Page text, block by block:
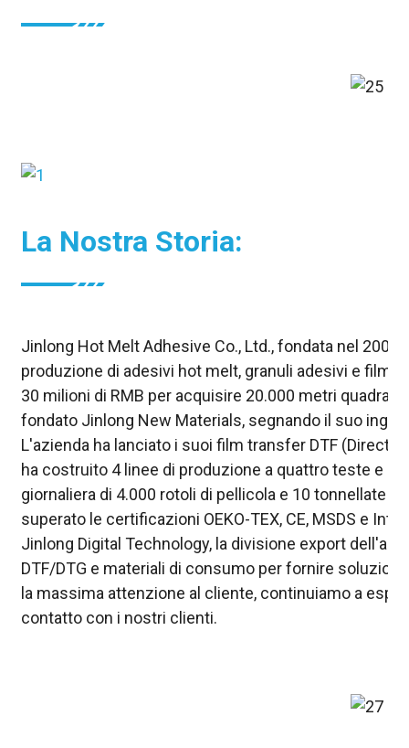
La Nostra Storia:
Jinlong Hot Melt Adhesive Co., Ltd., fondata nel
produzione di adesivi hot melt, granuli adesivi e film
30 milioni di RMB per acquisire 20.000 metri quadrati
fondato Jinlong New Materials, segnando il suo
L'azienda ha lanciato i suoi film transfer DTF (Direct-
ha costruito 4 linee di produzione a quattro teste e 2
giornaliera di 4.000 rotoli di pellicola e 10 tonnellate
superato le certificazioni OEKO-TEX, CE, MSDS e
Jinlong Digital Technology, la divisione export
DTF/DTG e materiali di consumo per fornire
la massima attenzione al cliente, continuiamo a
contatto con i nostri clienti.